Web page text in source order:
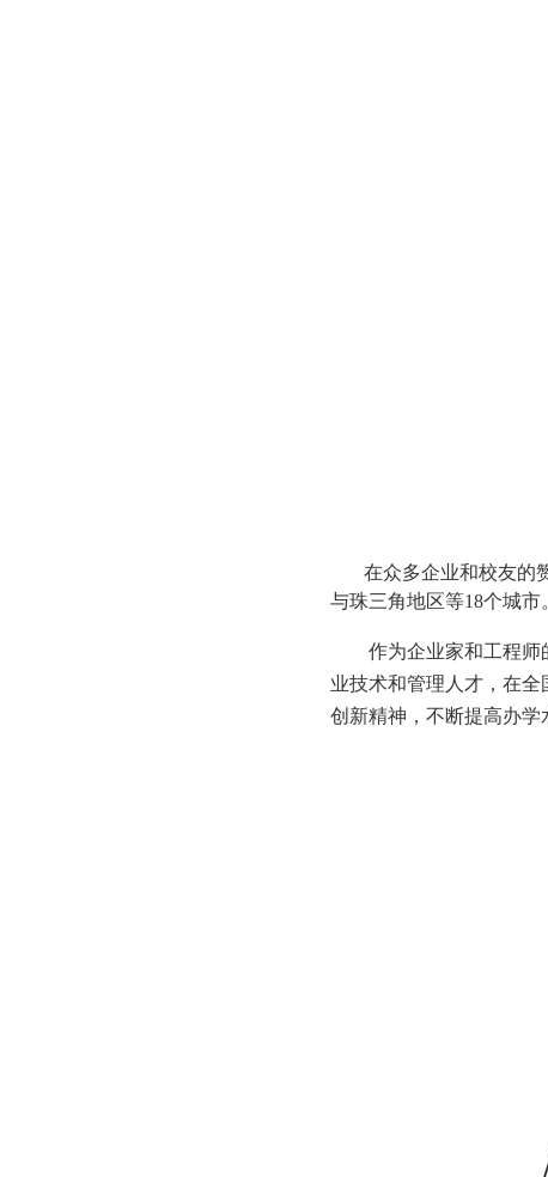
在众多企业和校友的
与珠三角地区等18个城市
作为企业家和工程师
业技术和管理人才，在
创新精神，不断提高办学